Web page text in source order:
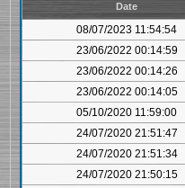
Date
08/07/2023 11:54:54
23/06/2022 00:14:59
23/06/2022 00:14:26
23/06/2022 00:14:05
05/10/2020 11:59:00
24/07/2020 21:51:47
24/07/2020 21:51:34
24/07/2020 21:50:15